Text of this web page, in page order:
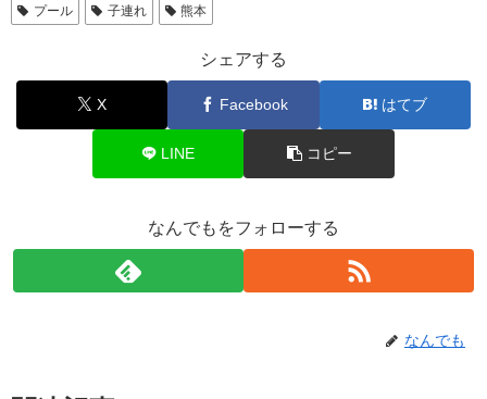
プール 子連れ 熊本
シェアする
X Facebook はてブ
LINE コピー
なんでもをフォローする
なんでも